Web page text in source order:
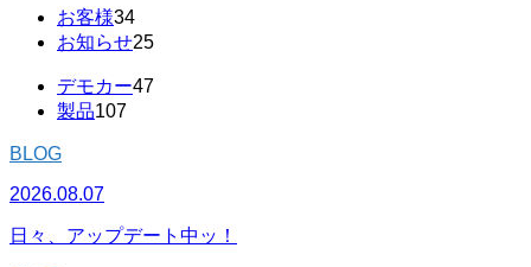
お客様34
お知らせ25
デモカー47
製品107
BLOG
2026.08.07
日々、アップデート中ッ！